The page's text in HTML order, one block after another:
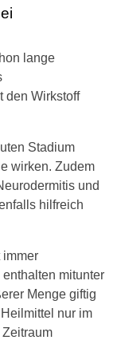
lange
den Wirkstoff
Stadium
wirken. Zudem
und
hilfreich
immer
mitunter
Menge giftig
nur im